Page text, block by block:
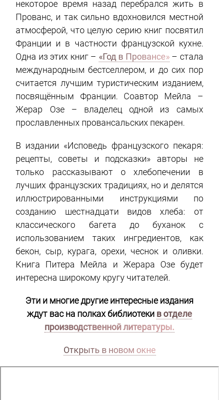
некоторое время назад перебрался жить в
Прованс, и так сильно вдохновился местной
атмосферой, что целую серию книг посвятил
Франции и в частности французской кухне.
Одна из этих книг – «Год в Провансе»– стала
международным бестселлером, и до сих пор
считается лучшим туристическим изданием,
посвящённым Франции. Соавтор Мейла –
Жерар Озе – владелец одной из самых
прославленных провансальских пекарен.
В издании «Исповедь французского пекаря:
рецепты, советы и подсказки» авторы не
только рассказывают о хлебопечении в
лучших французских традициях, но и делятся
иллюстрированными инструкциями по
созданию шестнадцати видов хлеба: от
классического багета до буханок с
использованием таких ингредиентов, как
бекон, сыр, курага, орехи, чеснок и оливки.
Книга Питера Мейла и Жерара Озе будет
интересна широкому кругу читателей.
Эти и многие другие интересные издания
ждут вас на полках библиотеки в отделе
производственной литературы.
Открыть в новом окне